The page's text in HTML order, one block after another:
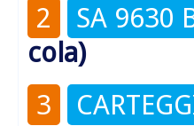
2
SA 9630
cola)
3